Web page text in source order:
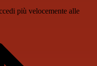
più velocemente alle